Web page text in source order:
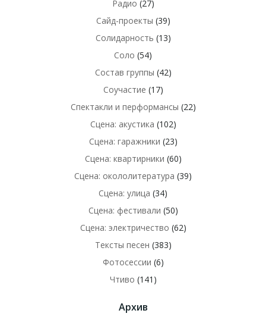
Радио (27)
Сайд-проекты (39)
Солидарность (13)
Соло (54)
Состав группы (42)
Соучастие (17)
Спектакли и перформансы (22)
Сцена: акустика (102)
Сцена: гаражники (23)
Сцена: квартирники (60)
Сцена: окололитература (39)
Сцена: улица (34)
Сцена: фестивали (50)
Сцена: электричество (62)
Тексты песен (383)
Фотосессии (6)
Чтиво (141)
Архив